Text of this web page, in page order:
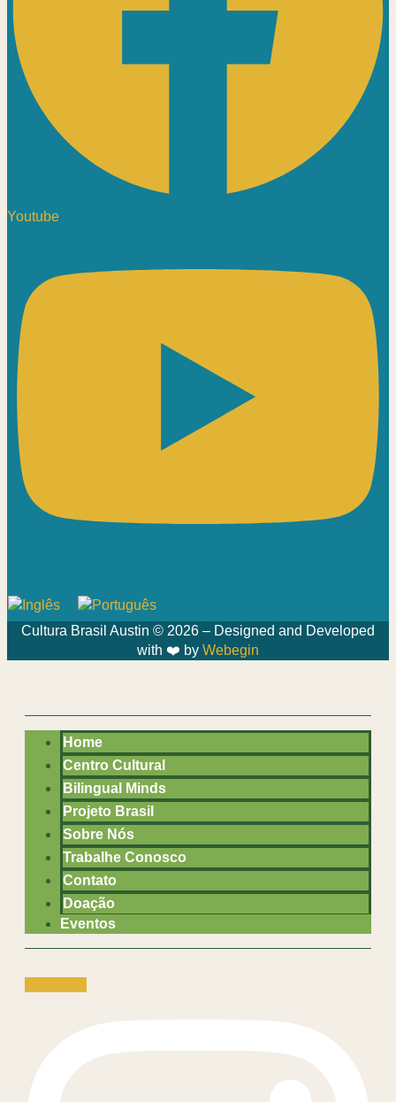
Youtube
Cultura Brasil Austin © 2026 – Designed and Developed
with ❤️ by Webegin
Home
Centro Cultural
Bilingual Minds
Projeto Brasil
Sobre Nós
Trabalhe Conosco
Contato
Doação
Eventos